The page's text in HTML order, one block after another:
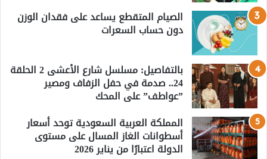
الصيام المتقطع يساعد على فقدان الوزن
دون حساب السعرات
بالتفاصيل: مسلسل شارع الأعشى 2 الحلقة
24.. صدمة في حفل الزفاف ومصير
”عواطف” على المحك
المملكة العربية السعودية توحد أسعار
أسطوانات الغاز المسال على مستوى
الدولة اعتبارًا من يناير 2026